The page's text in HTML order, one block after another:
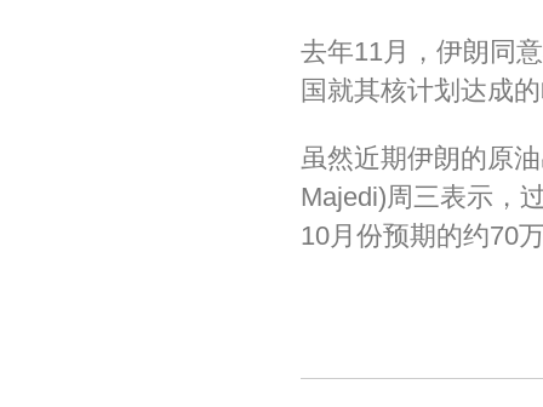
去年11月，伊朗同
国就其核计划达成
虽然近期伊朗的原
Majedi)周三表示，
10月份预期的约70